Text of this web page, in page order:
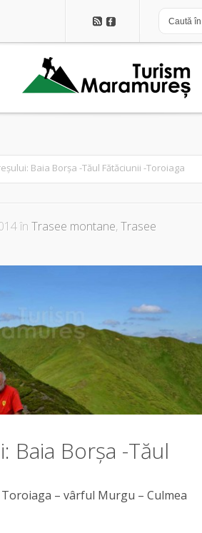
Baia Borșa -Tăul Fătăciunii -Toroiaga
în Trasee montane, Trasee
Baia Borșa -Tăul
– vârful Murgu – Culmea